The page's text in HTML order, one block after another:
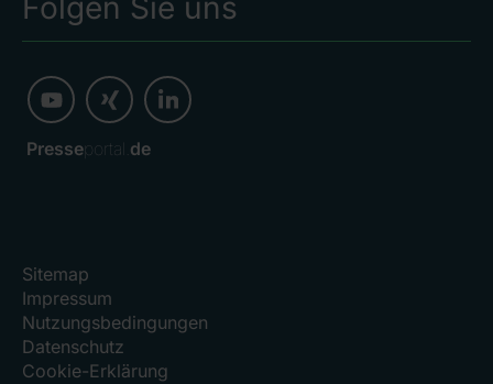
Folgen Sie uns
Presseportal. de
Sitemap
Impressum
Nutzungsbedingungen
Datenschutz
Cookie-Erklärung